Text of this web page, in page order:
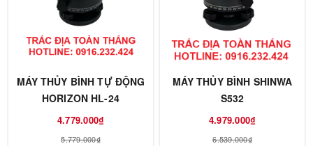
MÁY THỦY BÌNH TỰ ĐỘNG
HORIZON HL-24
4.779.000₫
5.779.000₫
MÁY THỦY BÌNH SHINWA
S532
4.979.000₫
6.539.000₫